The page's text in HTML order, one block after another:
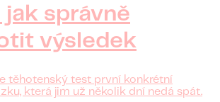
jak správně
výsledek
těhotenský test první konkrétní
která jim už několik dní nedá spát.